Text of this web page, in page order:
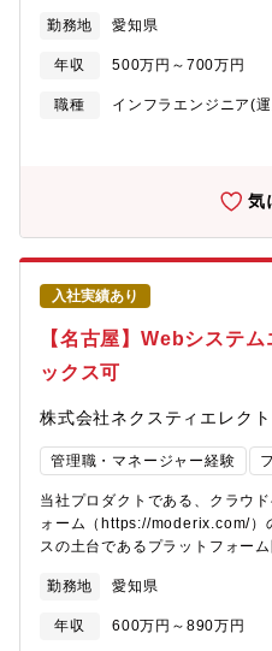
務、時間単位年休、フレックス
可能です。・パソナから入社実
しておりますので、内定まで丁
客・整備・会計等）を支える社
ーダーとして開発を推進してい
ながら、課題整理・要件定義・
す。・設計方針の策定やレビュ
力会社の進捗・品質を管理しつ
も関わり、システムを中長期的
きます。＜開発環境＞・言語：
OS：Windows / Linux・DB：
PostgreSQL / MariaDB・イン
※既存環境を活かしつつ、新技術
【仕事の魅力】・事業部門と距
や売上に直結する実感がありま
に感じられ、成果が分かりやす
発のため、腰を据えてシステム
要性がますます高まっています
め、長期的に活躍いただける社
います。【組織構成】・正社員
います。・20代～50代まであら
す。
勤務地 愛知県
年収 500万円～700万円
職種
インフラエンジニア(
気
入社実績あり
【名古屋】Webシステ
ックス可
株式会社ネクスティエレク
管理職・マネージャー経験
当社プロダクトである、クラウ
ォーム（https://moderix.com/）
スの土台であるプラットフォー
業間がコラボレーションした開
す。MBD（モデルベース開発）
流通及び情報流通など、開発・
勤務地 愛知県
年収 600万円～890万円